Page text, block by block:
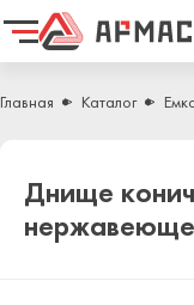
Главная
Каталог
Днище